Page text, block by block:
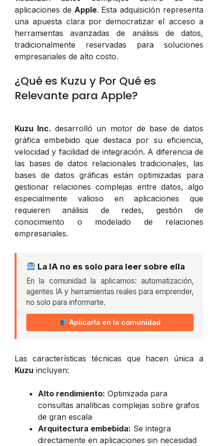
aplicaciones de Apple. Esta adquisición representa
una apuesta clara por democratizar el acceso a
herramientas avanzadas de análisis de datos,
tradicionalmente reservadas para soluciones
empresariales de alto costo.
¿Qué es Kuzu y Por Qué es
Relevante para Apple?
Kuzu Inc. desarrolló un motor de base de datos
gráfica embebido que destaca por su eficiencia,
velocidad y facilidad de integración. A diferencia de
las bases de datos relacionales tradicionales, las
bases de datos gráficas están optimizadas para
gestionar relaciones complejas entre datos, algo
especialmente valioso en aplicaciones que
requieren análisis de redes, gestión de
conocimiento o modelado de relaciones
empresariales.
La IA no es solo para leer sobre ella
En la comunidad la aplicamos: automatización,
agentes IA y herramientas reales para emprender,
no solo para informarte.
Aplicarla en la comunidad
Las características técnicas que hacen única a
Kuzu incluyen:
Alto rendimiento: Optimizada para
consultas analíticas complejas sobre grafos
de gran escala
Arquitectura embebida: Se integra
directamente en aplicaciones sin necesidad